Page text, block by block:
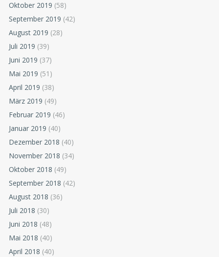
Oktober 2019 (58)
September 2019 (42)
August 2019 (28)
Juli 2019 (39)
Juni 2019 (37)
Mai 2019 (51)
April 2019 (38)
März 2019 (49)
Februar 2019 (46)
Januar 2019 (40)
Dezember 2018 (40)
November 2018 (34)
Oktober 2018 (49)
September 2018 (42)
August 2018 (36)
Juli 2018 (30)
Juni 2018 (48)
Mai 2018 (40)
April 2018 (40)